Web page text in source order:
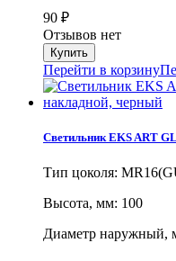
90 ₽
Отзывов нет
Перейти в корзину
Светильник EKS ART
Тип цоколя:
Высота, мм: 100
Диаметр наружный,